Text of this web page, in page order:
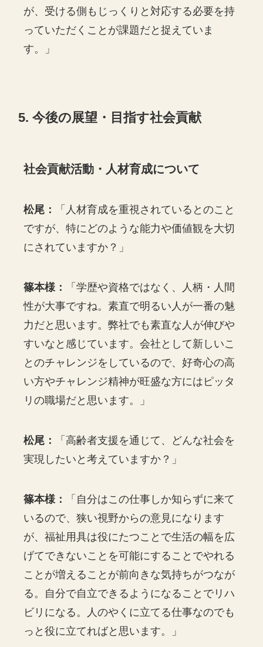
が、受ける側もじっくりと対応する必要を持
っていただくことが課題だと捉えていま
す。」
5. 今後の展望・目指す社会貢献
社会貢献活動・人材育成について
松尾：
「人材育成を重視されているとのこと
ですが、特にどのような能力や価値観を大切
にされていますか？」
篠本様：
「学歴や資格ではなく、人柄・人間
性が大事ですね。素直で明るい人が一番の魅
力だと思います。弊社でも素直な人が伸びや
すいなと感じています。会社として新しいこ
とのチャレンジをしているので、好奇心の高
い方やチャレンジ精神が旺盛な方にはピッタ
リの職場だと思います。」
松尾：
「高齢者支援を通じて、どんな社会を
実現したいと考えていますか？」
篠本様：
「自分はこの仕事しか知らずに来て
いるので、狭い視野からの意見になります
が、福祉用具は役にたつことで生活の幅を広
げてできないことを可能にすることでやれる
ことが増えることが前向きな気持ちがつなが
る。自分で自立できるようになることでリハ
ビリになる。人のやくに立てる仕事なのでも
っと役に立てればと思います。」